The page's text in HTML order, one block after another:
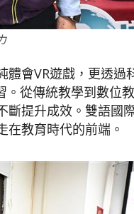
會VR遊戲，更透過
從傳統教學到數位
斷提升成效。雙語國
教育時代的前端。